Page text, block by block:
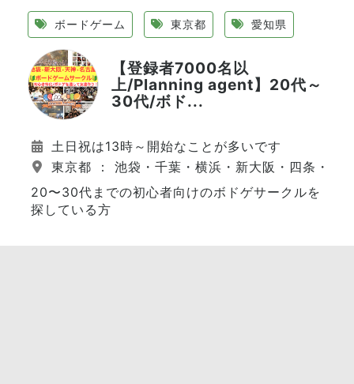
ボードゲーム 東京都 愛知県
【登録者7000名以
上/Planning agent】20代～
30代/ボド...
土日祝は13時～開始なことが多いです
東京都 ： 池袋・千葉・横浜・新大阪・四条・天
20〜30代までの初心者向けのボドゲサークルを
探している方